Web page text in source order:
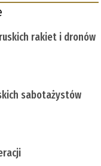
rakiet i dronów
sabotażystów